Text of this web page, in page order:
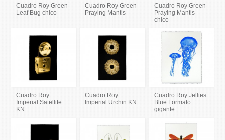
Cuadro Roy Green
Leaf Bug chico
Cuadro Roy Green
Praying Mantis
Cuadro Roy Green
Praying Mantis
chico
Cuadro Roy
Imperial Satellite
KN
Cuadro Roy
Imperial Urchin KN
Cuadro Roy Jellies
Blue Formato
gigante